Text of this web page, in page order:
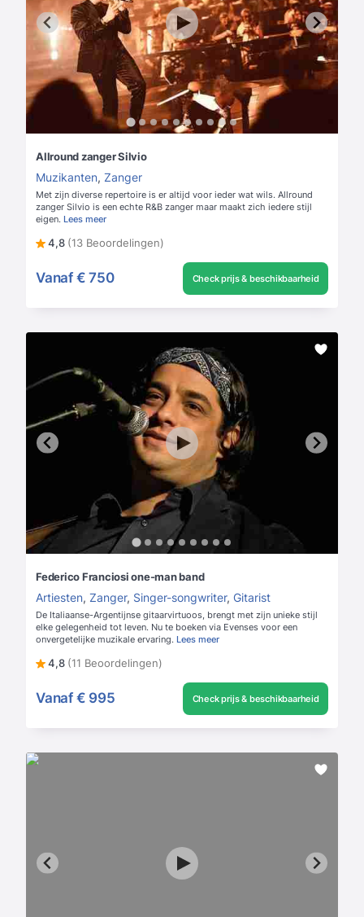
Allround zanger Silvio
Muzikanten, Zanger
Met zijn diverse repertoire is er altijd voor ieder wat wils. Allround
zanger Silvio is een echte R&B zanger maar maakt zich iedere stijl
eigen. Lees meer
4,8 (13 Beoordelingen)
Vanaf € 750 Check prijs & beschikbaarheid
Federico Franciosi one-man band
Artiesten, Zanger, Singer-songwriter, Gitarist
De Italiaanse-Argentijnse gitaarvirtuoos, brengt met zijn unieke stijl
elke gelegenheid tot leven. Nu te boeken via Evenses voor een
onvergetelijke muzikale ervaring. Lees meer
4,8 (11 Beoordelingen)
Vanaf € 995 Check prijs & beschikbaarheid